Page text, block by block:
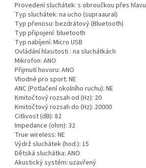
Provedení sluchátek: s obroučkou přes hlavu
Typ sluchátek: na ucho (supraaural)
Typ přenosu: bezdrátový (Bluetooth)
Typ připojení: bluetooth
Typ nabíjení: Micro USB
Ovládání hlasitosti : na sluchátkách
Mikrofon: ANO
Přijmutí hovoru: ANO
Vhodné pro sport: NE
ANC (Potlačení okolního ruchu): NE
Kmitočtový rozsah od (Hz): 20
Kmitočtový rozsah do (Hz): 20000
Citlivost (dB): 82
Impedance (ohm): 32
True wireless: NE
Výdrž sluchátek (hod.): 15
Dětská sluchátka: ANO
Akustický systém: uzavřený